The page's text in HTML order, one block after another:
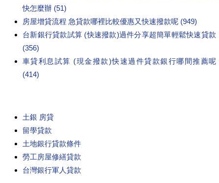
快怎麼辦 (51)
房屋增貸流程 急貸款哪裡比較優惠又快速撥款呢 (949)
台新銀行貸款試算 (快速撥款)過件分享超簡單輕鬆快速貸款
(356)
車貸利息試算 (現金撥款)快速過件貸款銀行哪間推薦呢
(414)
土銀 房貸
留學貸款
土地銀行貸款條件
勞工房屋修繕貸款
台灣銀行軍人貸款